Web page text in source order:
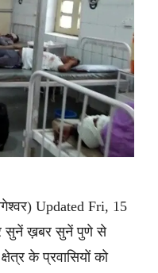
Updated Fri, 15
सुनें ख़बर सुनें पुणे से
के प्रवासियों को